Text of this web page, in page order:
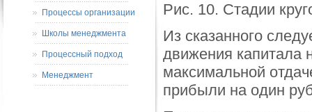
Рис. 10. Стадии
Из сказанного
движения капитала
максимальной
прибыли на один
Процессы организации
Школы менеджмента
Процессный подход
Менеджмент